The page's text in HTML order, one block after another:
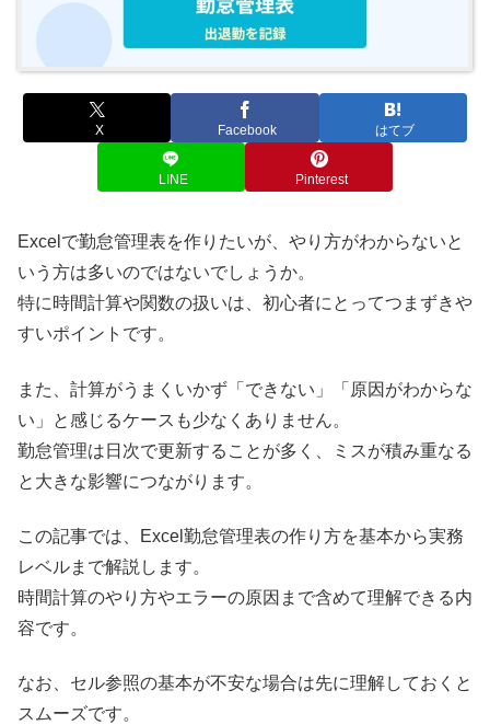
X Facebook はてブ
LINE Pinterest
Excelで勤怠管理表を作りたいが、やり方がわからないと
いう方は多いのではないでしょうか。
特に時間計算や関数の扱いは、初心者にとってつまずきや
すいポイントです。
また、計算がうまくいかず「できない」「原因がわからな
い」と感じるケースも少なくありません。
勤怠管理は日次で更新することが多く、ミスが積み重なる
と大きな影響につながります。
この記事では、Excel勤怠管理表の作り方を基本から実務
レベルまで解説します。
時間計算のやり方やエラーの原因まで含めて理解できる内
容です。
なお、セル参照の基本が不安な場合は先に理解しておくと
スムーズです。